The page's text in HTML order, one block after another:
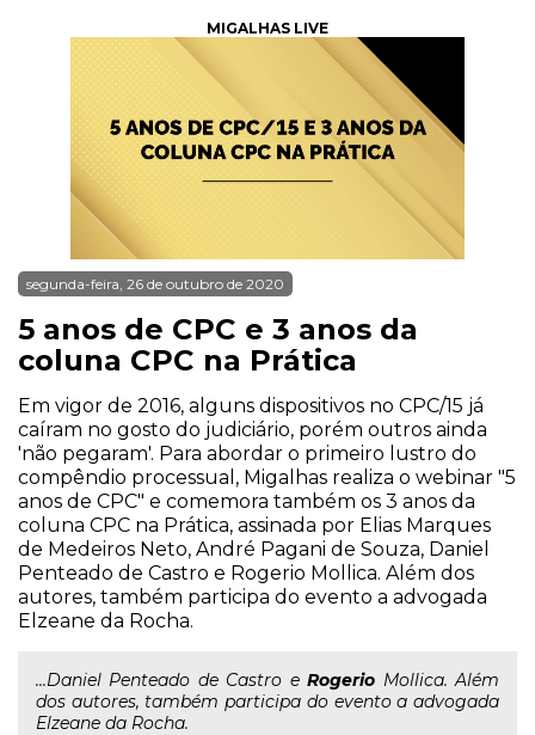
MIGALHAS LIVE
segunda-feira, 26 de outubro de 2020
5 anos de CPC e 3 anos da
coluna CPC na Prática
Em vigor de 2016, alguns dispositivos no CPC/15 já
caíram no gosto do judiciário, porém outros ainda
'não pegaram'. Para abordar o primeiro lustro do
compêndio processual, Migalhas realiza o webinar "5
anos de CPC" e comemora também os 3 anos da
coluna CPC na Prática, assinada por Elias Marques
de Medeiros Neto, André Pagani de Souza, Daniel
Penteado de Castro e Rogerio Mollica. Além dos
autores, também participa do evento a advogada
Elzeane da Rocha.
...Daniel Penteado de Castro eRogerio Mollica. Além
dos autores, também participa do evento a advogada
Elzeane da Rocha.